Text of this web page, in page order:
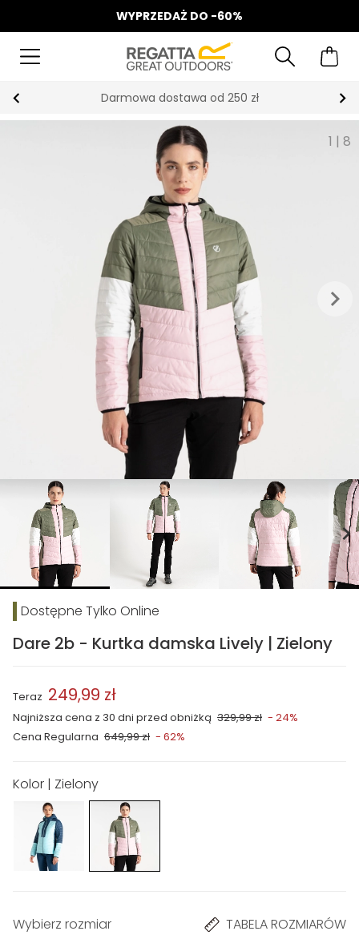
WYPRZEDAŻ DO -60%
Darmowa dostawa od 250 zł
1 | 8
keyboard_arrow_right
chevron_right
Dostępne Tylko Online
Dare 2b - Kurtka damska Lively | Zielony
Cena Regularna 649,99 zł - 62%
Najniższa cena z 30 dni przed obniżką 329,99 zł - 24%
Teraz 249,99 zł
Kolor | Zielony
Wybierz rozmiar TABELA ROZMIARÓW